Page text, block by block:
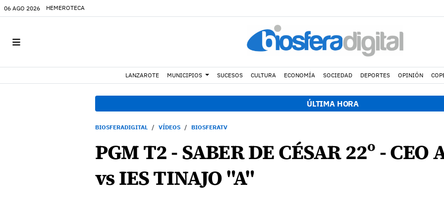
06 AGO 2026 HEMEROTECA
LANZAROTE MUNICIPIOS SUCESOS CULTURA ECONOMÍA SOCIEDAD DEPORTES OPINIÓN
ÚLTIMA HORA
BIOSFERADIGITAL VÍDEOS BIOSFERATV
PGM T2 - SABER DE CÉSAR 22º - CEO
vs IES TINAJO "A"